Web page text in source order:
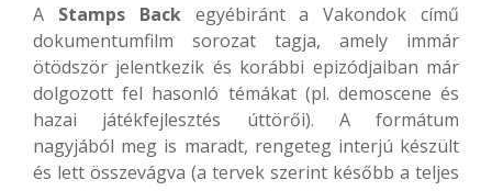
A Stamps Backegyébiránt a Vakondok című
dokumentumfilm sorozat tagja, amely immár
ötödször jelentkezik és korábbi epizódjaiban már
dolgozott fel hasonló témákat (pl. demoscene és
hazai játékfejlesztés úttörői). A formátum
nagyjából meg is maradt, rengeteg interjú készült
és lett összevágva (a tervek szerint később a teljes